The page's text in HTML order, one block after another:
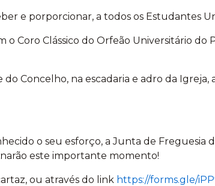
e porporcionar, a todos os Estudantes
Coro Clássico do Orfeão Universitário do
Concelho, na escadaria e adro da Igreja,
o seu esforço, a Junta de Freguesia
este importante momento!
ou através do link https://forms.gle/